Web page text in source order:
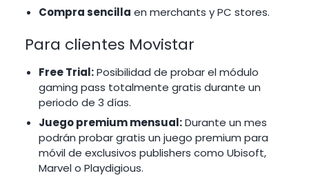
Compra sencilla en merchants y PC stores.
Para clientes Movistar
Free Trial:Posibilidad de probar el módulo
gaming pass totalmente gratis durante un
periodo de 3 días.
Juego premium mensual:Durante un mes
podrán probar gratis un juego premium para
móvil de exclusivos publishers como Ubisoft,
Marvel o Playdigious.